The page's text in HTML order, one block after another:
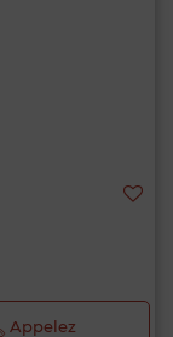
Appelez